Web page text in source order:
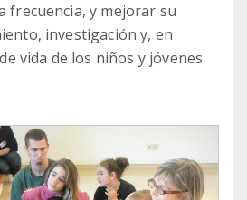
frecuencia, y mejorar su
investigación y, en
vida de los niños y jóvenes